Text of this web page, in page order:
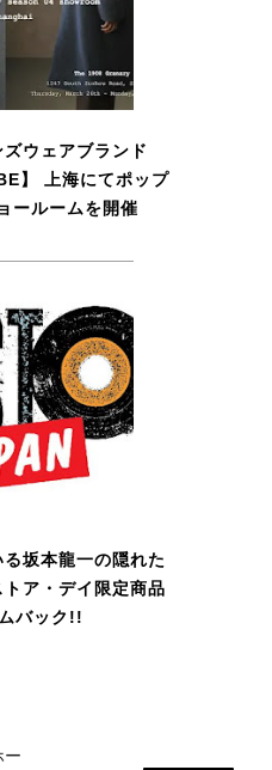
ウェアブランド
】 上海にてポップ
ールームを開催
坂本龍一の隠れた
ア・デイ限定商品
バック!!
ー